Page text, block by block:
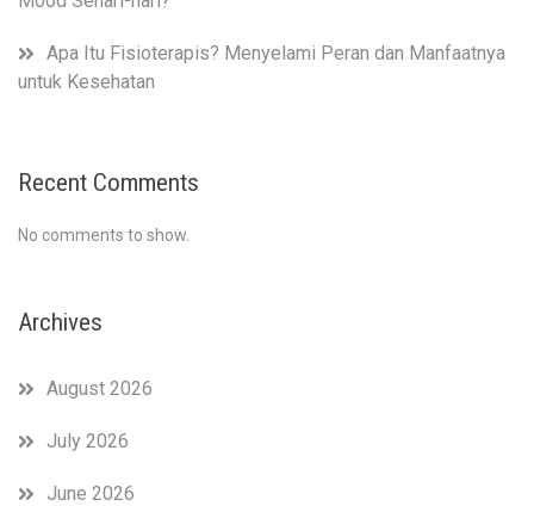
Apa Itu Fisioterapis? Menyelami Peran dan Manfaatnya
untuk Kesehatan
Recent Comments
No comments to show.
Archives
August 2026
July 2026
June 2026